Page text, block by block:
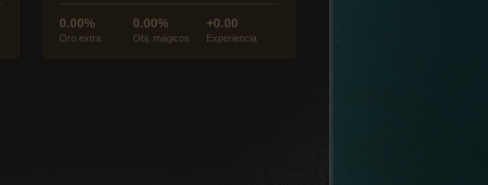
0.00%
Oro extra
0.00%
Obj. mágicos
+0.00
Experiencia